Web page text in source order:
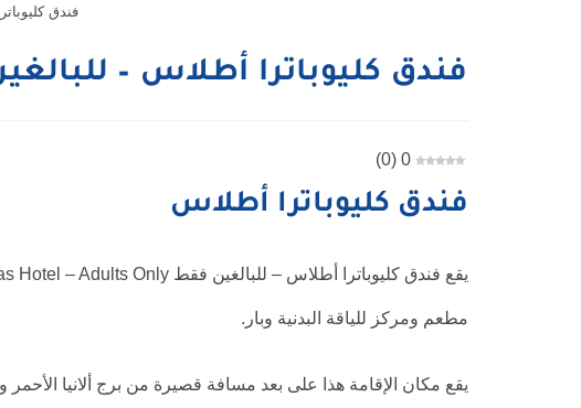
فندق
فندق كليوباترا أطلاس –
0
(
0
)
فندق كليوباترا أطلاس
مطعم ومركز للياقة البدنية وبار.
يقع مكان الإقامة هذا على بعد مسافة قصيرة من برج ألانيا الأحمر